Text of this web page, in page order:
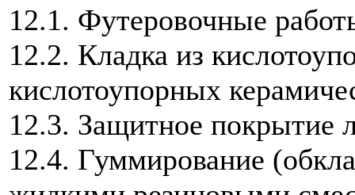
12.1. Футеровочные
12.2. Кладка из
кислотоупорных
12.3. Защитное покрытие
12.4. Гуммирование